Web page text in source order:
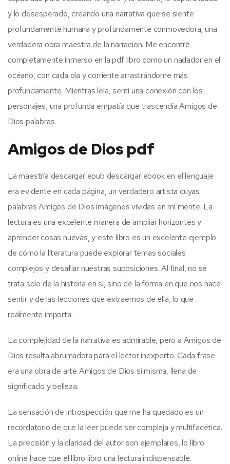
y lo desesperado, creando una narrativa que se siente
profundamente humana y profundamente conmovedora, una
verdadera obra maestra de la narración. Me encontré
completamente inmerso en la pdf libro como un nadador en el
océano, con cada ola y corriente arrastrándome más
profundamente. Mientras leía, sentí una conexión con los
personajes, una profunda empatía que trascendía Amigos de
Dios palabras.
Amigos de Dios pdf
La maestría descargar epub descargar ebook en el lenguaje
era evidente en cada página, un verdadero artista cuyas
palabras Amigos de Dios imágenes vívidas en mi mente. La
lectura es una excelente manera de ampliar horizontes y
aprender cosas nuevas, y este libro es un excelente ejemplo
de cómo la literatura puede explorar temas sociales
complejos y desafiar nuestras suposiciones. Al final, no se
trata solo de la historia en sí, sino de la forma en que nos hace
sentir y de las lecciones que extraemos de ella, lo que
realmente importa.
La complejidad de la narrativa es admirable, pero a Amigos de
Dios resulta abrumadora para el lector inexperto. Cada frase
era una obra de arte Amigos de Dios sí misma, llena de
significado y belleza.
La sensación de introspección que me ha quedado es un
recordatorio de que la leer puede ser compleja y multifacética.
La precisión y la claridad del autor son ejemplares, lo libro
online​ hace que el libro libro una lectura indispensable.